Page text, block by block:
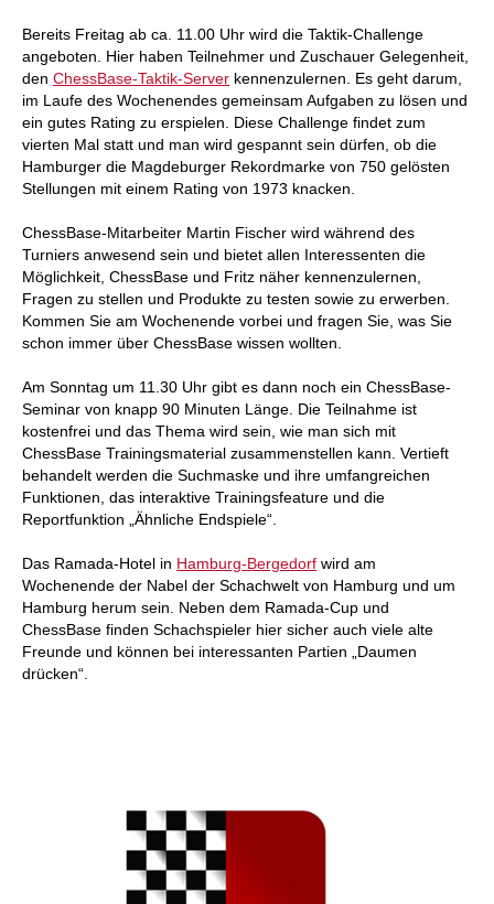
Bereits Freitag ab ca. 11.00 Uhr wird die Taktik-Challenge
angeboten. Hier haben Teilnehmer und Zuschauer Gelegenheit,
den ChessBase-Taktik-Server kennenzulernen. Es geht darum,
im Laufe des Wochenendes gemeinsam Aufgaben zu lösen und
ein gutes Rating zu erspielen. Diese Challenge findet zum
vierten Mal statt und man wird gespannt sein dürfen, ob die
Hamburger die Magdeburger Rekordmarke von 750 gelösten
Stellungen mit einem Rating von 1973 knacken.
ChessBase-Mitarbeiter Martin Fischer wird während des
Turniers anwesend sein und bietet allen Interessenten die
Möglichkeit, ChessBase und Fritz näher kennenzulernen,
Fragen zu stellen und Produkte zu testen sowie zu erwerben.
Kommen Sie am Wochenende vorbei und fragen Sie, was Sie
schon immer über ChessBase wissen wollten.
Am Sonntag um 11.30 Uhr gibt es dann noch ein ChessBase-
Seminar von knapp 90 Minuten Länge. Die Teilnahme ist
kostenfrei und das Thema wird sein, wie man sich mit
ChessBase Trainingsmaterial zusammenstellen kann. Vertieft
behandelt werden die Suchmaske und ihre umfangreichen
Funktionen, das interaktive Trainingsfeature und die
Reportfunktion „Ähnliche Endspiele“.
Das Ramada-Hotel in Hamburg-Bergedorf wird am
Wochenende der Nabel der Schachwelt von Hamburg und um
Hamburg herum sein. Neben dem Ramada-Cup und
ChessBase finden Schachspieler hier sicher auch viele alte
Freunde und können bei interessanten Partien „Daumen
drücken“.